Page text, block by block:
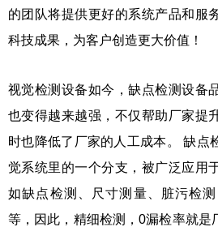
的团队将提供更好的系统产品和服
科技成果，为客户创造更大价值！
视觉检测设备如今，缺点检测设备
也变得越来越强，不仅帮助厂家提
时也降低了厂家的人工成本。 缺点
觉系统里的一个分支，被广泛应用
如缺点检测、尺寸测量、脏污检
等，因此，精细检测，0漏检率就是